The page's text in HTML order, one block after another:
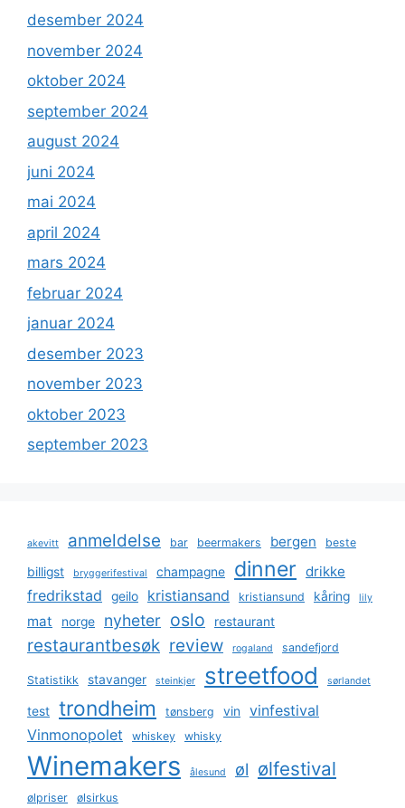
desember 2024
november 2024
oktober 2024
september 2024
august 2024
juni 2024
mai 2024
april 2024
mars 2024
februar 2024
januar 2024
desember 2023
november 2023
oktober 2023
september 2023
akevitt anmeldelse bar beermakers bergen beste
billigst bryggerifestival champagne dinner drikke
fredrikstad geilo kristiansand kristiansund kåring lily
mat norge nyheter oslo restaurant
restaurantbesøk review rogaland sandefjord
Statistikk stavanger steinkjer streetfood sørlandet
test trondheim tønsberg vin
vinfestival
Vinmonopolet
whiskey whisky
Winemakers ålesund øl ølfestival
ølpriser ølsirkus